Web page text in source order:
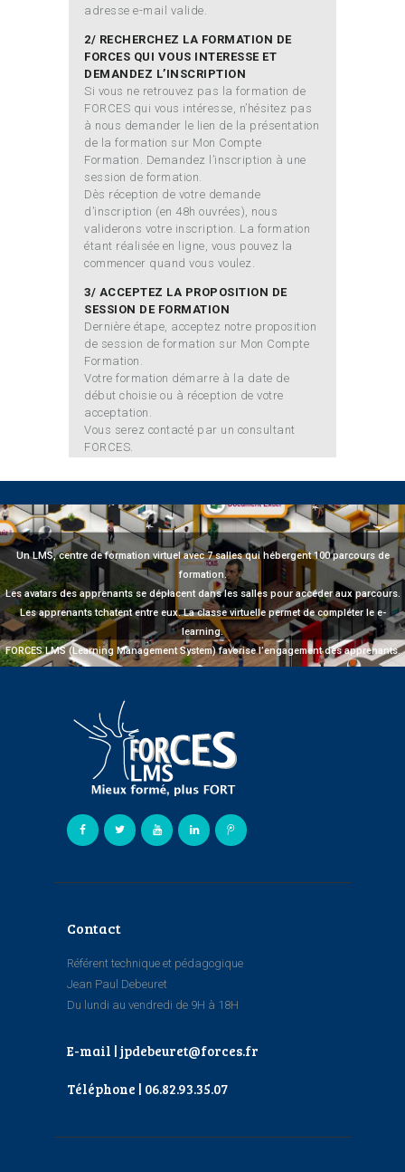
adresse e-mail valide.
2/ RECHERCHEZ LA FORMATION DE
FORCES QUI VOUS INTERESSE ET
DEMANDEZ L’INSCRIPTION
Si vous ne retrouvez pas la formation de
FORCES qui vous intéresse, n’hésitez pas
à nous demander le lien de la présentation
de la formation sur Mon Compte
Formation. Demandez l’inscription à une
session de formation.
Dès réception de votre demande
d’inscription (en 48h ouvrées), nous
validerons votre inscription. La formation
étant réalisée en ligne, vous pouvez la
commencer quand vous voulez.
3/ ACCEPTEZ LA PROPOSITION DE
SESSION DE FORMATION
Dernière étape, acceptez notre proposition
de session de formation sur Mon Compte
Formation.
Votre formation démarre à la date de
début choisie ou à réception de votre
acceptation.
Vous serez contacté par un consultant
FORCES.
Un LMS, centre de formation virtuel avec 7 salles qui hébergent 100 parcours de
formation.
Les avatars des apprenants se déplacent dans les salles pour accéder aux parcours.
Les apprenants tchatent entre eux. La classe virtuelle permet de compléter le e-
learning.
FORCES LMS (Learning Management System) favorise l’engagement des apprenants.
Contact
Référent technique et pédagogique
Jean Paul Debeuret
Du lundi au vendredi de 9H à 18H
E-mail | jpdebeuret@forces.fr
Téléphone | 06.82.93.35.07